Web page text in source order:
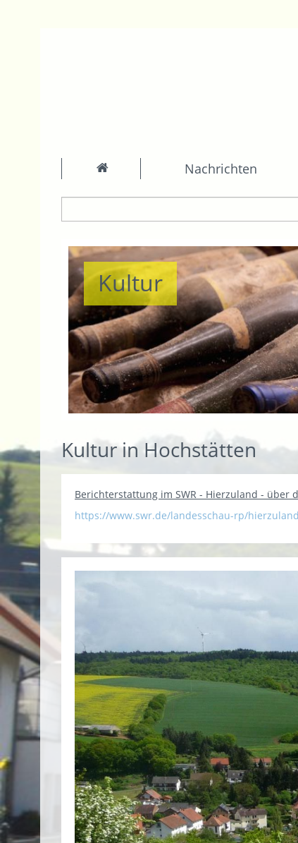
Nachrichten
Kultur
Kultur in Hochstätten
Berichterstattung im SWR - Hierzuland - über
https://www.swr.de/landesschau-rp/